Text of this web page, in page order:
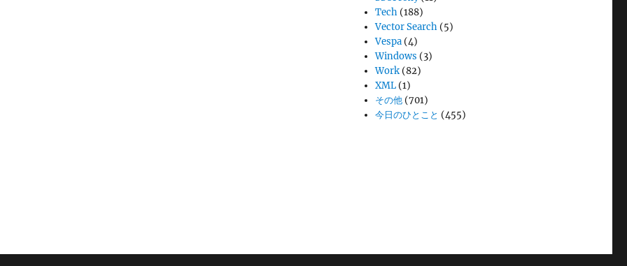
Tech (188)
Vector Search (5)
Vespa (4)
Windows (3)
Work (82)
XML (1)
その他 (701)
今日のひとこと (455)